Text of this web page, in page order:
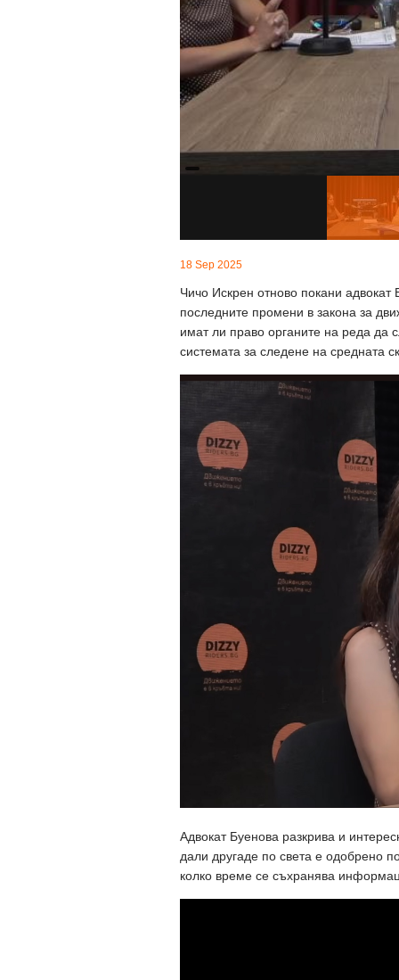
18 Sep 2025
Чичо Искрен отново покани
последните промени в закона за
имат ли право органите на реда да
системата за следене на средната
Адвокат Буенова разкрива и
дали другаде по света е одобрено
колко време се съхранява